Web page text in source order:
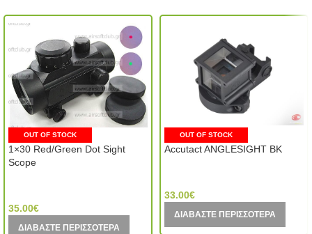
OUT OF STOCK
1×30 Red/Green Dot Sight
Scope
35.00€
ΔΙΑΒΆΣΤΕ ΠΕΡΙΣΣΌΤΕΡΑ
OUT OF STOCK
Accutact ANGLESIGHT BK
33.00€
ΔΙΑΒΆΣΤΕ ΠΕΡΙΣΣΌΤΕΡΑ